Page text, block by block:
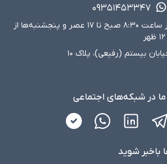
۰۹۳۵۱۴۵۳۳۴۷
شنبه تا چهارشنبه از ساعت ۸:۳۰ صبح تا ۱۷ عصر و پنجشنبه‌ها از
بیستم (رفیعی)، پلاک ۱۰
ما در شبکه‌های اجتماعی
با‌خبر شوید